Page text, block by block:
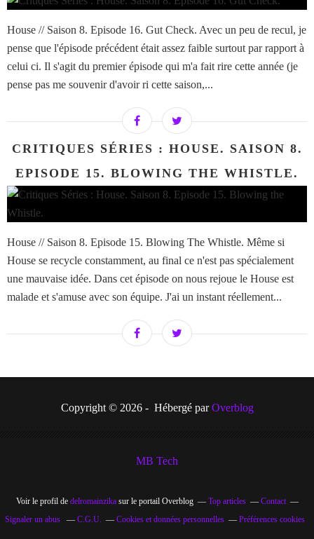
House // Saison 8. Episode 16. Gut Check. Avec un peu de recul, je
pense que l'épisode précédent était assez faible surtout par rapport à
celui ci. Il s'agit du premier épisode qui m'a fait rire cette année (je
pense pas me souvenir d'avoir ri cette saison,...
CRITIQUES SÉRIES : HOUSE. SAISON 8.
EPISODE 15. BLOWING THE WHISTLE.
House // Saison 8. Episode 15. Blowing The Whistle. Même si
House se recycle constamment, au final ce n'est pas spécialement
une mauvaise idée. Dans cet épisode on nous rejoue le House est
malade et s'amuse avec son équipe. J'ai un instant réellement...
Copyright © 2026 - Hébergé parOverblog
MB Tech
Voir le profil de delromainzikasur le portail Overblog Top articles
Contact
Signaler un abus
C.G.U. Cookies et données personnelles Préférences cookies